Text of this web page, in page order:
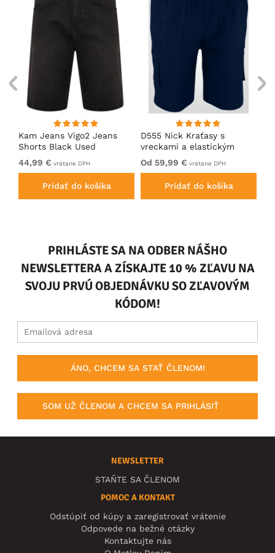
Kam Jeans Vigo2 Jeans
Shorts Black Used
44,99 € vrátane DPH
Pridať do košíka
D555 Nick Kraťasy s
vreckami a elastickým
pásom Tmavomodré
Od 59,99 € vrátane DPH
Pridať do košíka
PRIHLÁSTE SA NA ODBER NÁŠHO
NEWSLETTERA A ZÍSKAJTE 10 % ZĽAVU NA
SVOJU PRVÚ OBJEDNÁVKU SO ZĽAVOVÝM
KÓDOM!
ÁNO, CHCEM SA STAŤ ČLENOM!
SOM UŽ ČLENOM A CHCEM SA PRIHLÁSIŤ
NEWSLETTER
STAŇTE SA ČLENOM
POMOC A KONTAKT
Odstúpiť od kúpy a zaregistrovať vrátenie
Odpovede na bežné otázky
Kontaktujte nás